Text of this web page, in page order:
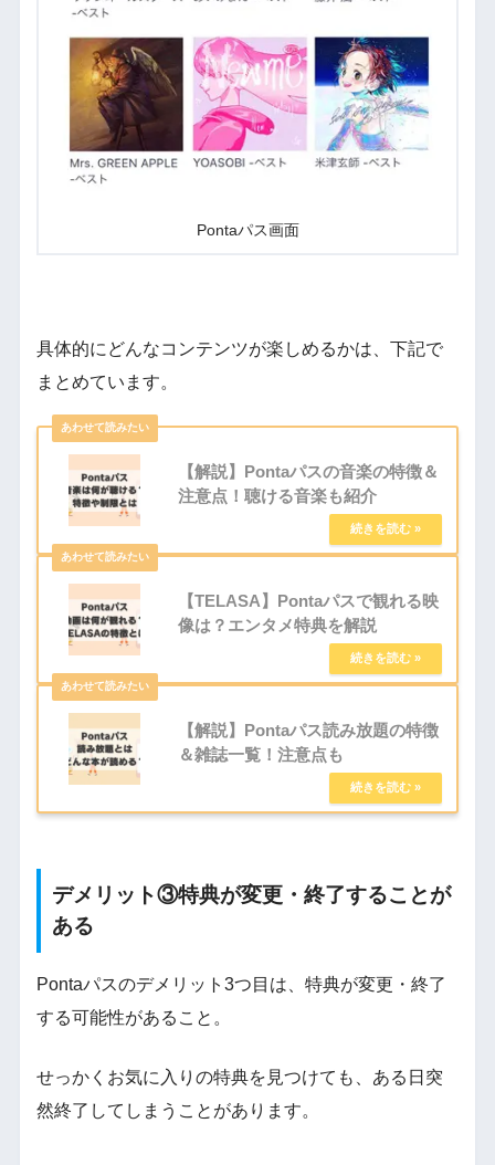
Pontaパス画面
具体的にどんなコンテンツが楽しめるかは、下記で
まとめています。
【解説】Pontaパスの音楽の特徴＆
注意点！聴ける音楽も紹介
【TELASA】Pontaパスで観れる映
像は？エンタメ特典を解説
【解説】Pontaパス読み放題の特徴
＆雑誌一覧！注意点も
デメリット③特典が変更・終了することが
ある
Pontaパスのデメリット3つ目は、特典が変更・終了
する可能性があること。
せっかくお気に入りの特典を見つけても、ある日突
然終了してしまうことがあります。